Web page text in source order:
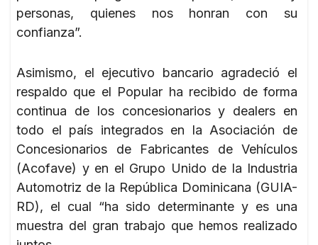
personas, quienes nos honran con su
confianza”.
Asimismo, el ejecutivo bancario agradeció el
respaldo que el Popular ha recibido de forma
continua de los concesionarios y dealers en
todo el país integrados en la Asociación de
Concesionarios de Fabricantes de Vehículos
(Acofave) y en el Grupo Unido de la Industria
Automotriz de la República Dominicana (GUIA-
RD), el cual “ha sido determinante y es una
muestra del gran trabajo que hemos realizado